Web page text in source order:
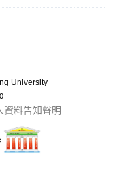
University
資料告知聲明